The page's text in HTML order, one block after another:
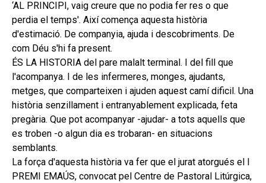
EL MEU COMPTE
CERCAR
CAT
ESP
‘AL PRINCIPI, vaig creure que no podia fer res o que
perdia el temps'. Així comença aquesta història
d'estimació. De companyia, ajuda i descobriments. De
com Déu s'hi fa present.
ÉS LA HISTORIA del pare malalt terminal. I del fill que
l'acompanya. I de les infermeres, monges, ajudants,
metges, que comparteixen i ajuden aquest camí dificil. Una
història senzillament i entranyablement explicada, feta
pregària. Que pot acompanyar -ajudar- a tots aquells que
es troben -o algun dia es trobaran- en situacions
semblants.
La força d'aquesta història va fer que el jurat atorgués el I
PREMI EMAÚS, convocat pel Centre de Pastoral Litúrgica,